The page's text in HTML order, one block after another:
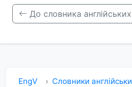
До словника англійських
EngV
Словники